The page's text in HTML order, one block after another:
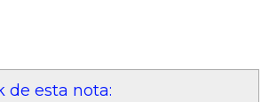
de esta nota: